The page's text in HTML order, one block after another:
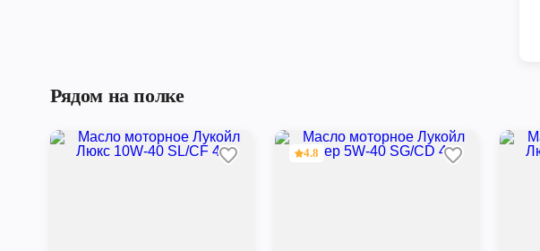
Рядом на полке
4.8